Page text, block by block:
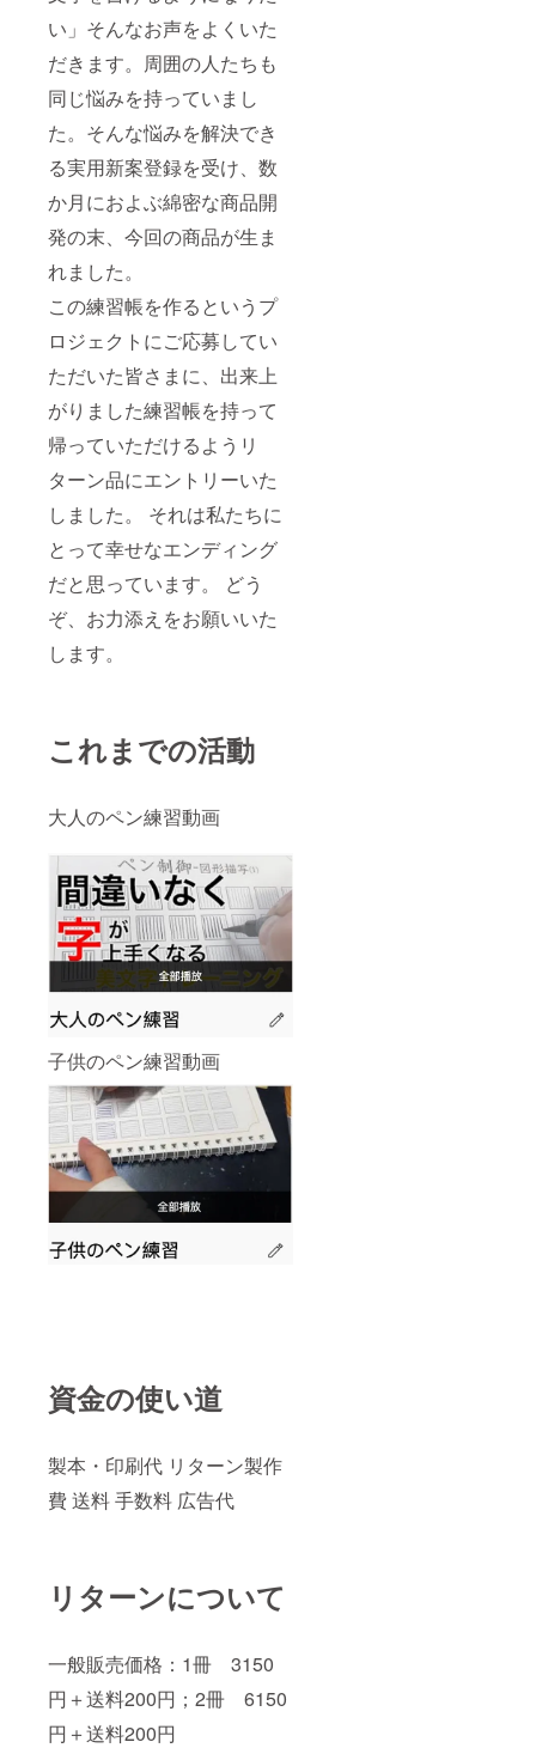
い」そんなお声をよくいた
だきます。周囲の人たちも
同じ悩みを持っていまし
た。そんな悩みを解決でき
る実用新案登録を受け、数
か月におよぶ綿密な商品開
発の末、今回の商品が生ま
れました。
この練習帳を作るというプ
ロジェクトにご応募してい
ただいた皆さまに、出来上
がりました練習帳を持って
帰っていただけるようリ
ターン品にエントリーいた
しました。 それは私たちに
とって幸せなエンディング
だと思っています。 どう
ぞ、お力添えをお願いいた
します。
これまでの活動
大人のペン練習動画
子供のペン練習動画
資金の使い道
製本・印刷代 リターン製作
費 送料 手数料 広告代
リターンについて
一般販売価格：1冊 3150
円＋送料200円；2冊 6150
円＋送料200円